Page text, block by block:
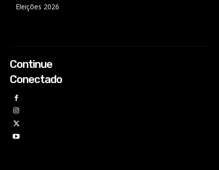
Eleições 2026
Continue
Conectado